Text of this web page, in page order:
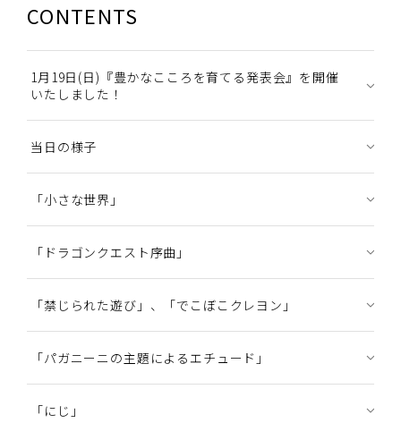
CONTENTS
1月19日(日)『豊かなこころを育てる発表会』を開催
いたしました！
当日の様子
「小さな世界」
「ドラゴンクエスト序曲」
「禁じられた遊び」、「でこぼこクレヨン」
「パガニーニの主題によるエチュード」
「にじ」